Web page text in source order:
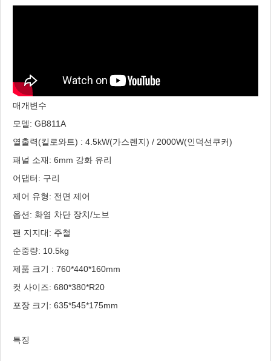
매개변수
모델: GB811A
열출력(킬로와트) : 4.5kW(가스렌지) / 2000W(인덕션쿠커)
패널 소재: 6mm 강화 유리
어댑터: 구리
제어 유형: 전면 제어
옵션: 화염 차단 장치/노브
팬 지지대: 주철
순중량: 10.5kg
제품 크기 : 760*440*160mm
컷 사이즈: 680*380*R20
포장 크기: 635*545*175mm
특징